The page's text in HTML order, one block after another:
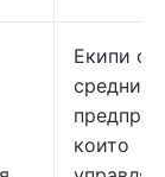
Екипи
средни
които